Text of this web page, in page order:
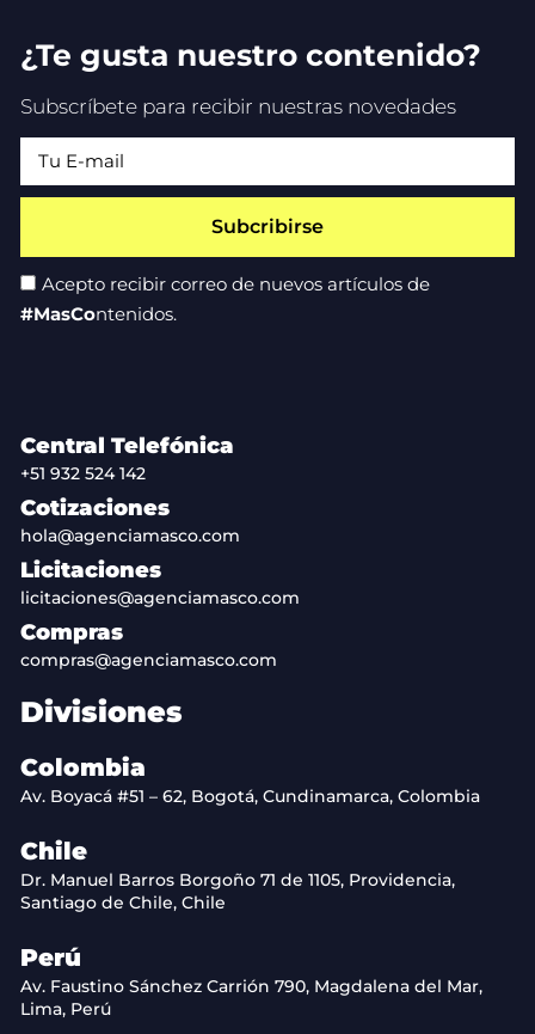
¿Te gusta nuestro contenido?
Subscríbete para recibir nuestras novedades
Acepto recibir correo de nuevos artículos de
#MasContenidos.
Subcribirse
Central Telefónica
+51 932 524 142
Cotizaciones
hola@agenciamasco.com
Licitaciones
licitaciones@agenciamasco.com
Compras
compras@agenciamasco.com
Divisiones
Colombia
Av. Boyacá #51 – 62, Bogotá, Cundinamarca, Colombia
Chile
Dr. Manuel Barros Borgoño 71 de 1105, Providencia,
Santiago de Chile, Chile
Perú
Av. Faustino Sánchez Carrión 790, Magdalena del Mar,
Lima, Perú